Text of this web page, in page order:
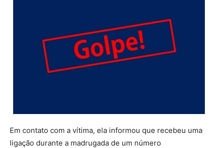
Em contato com a vítima, ela informou que recebeu uma
ligação durante a madrugada de um número